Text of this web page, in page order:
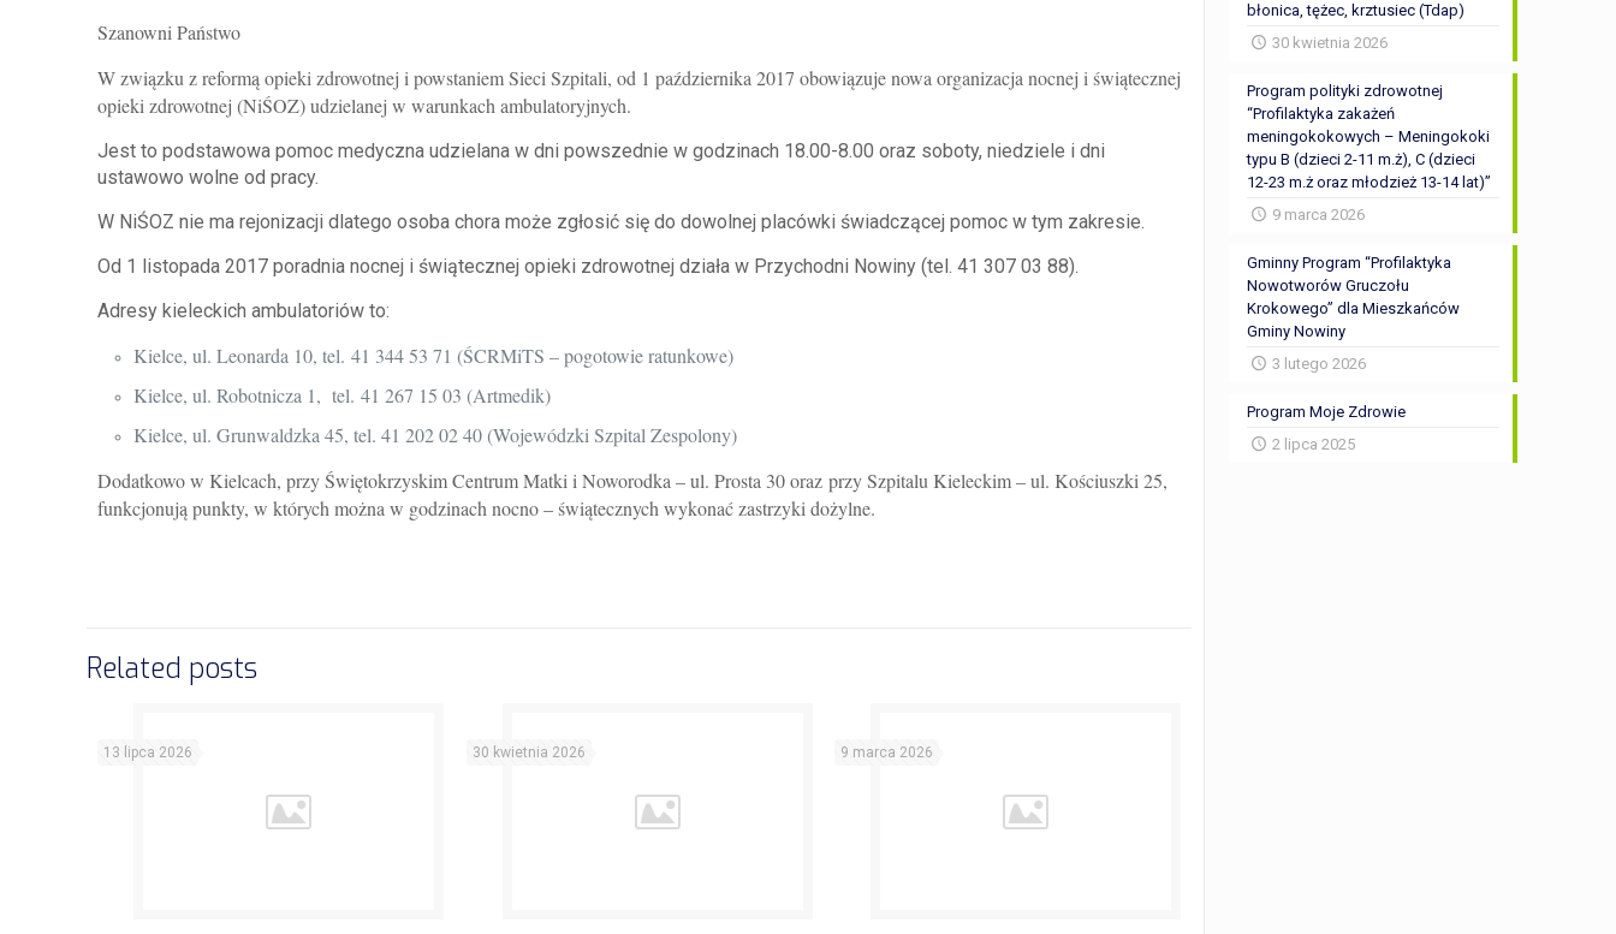
Szanowni Państwo
W związku z reformą opieki zdrowotnej i powstaniem Sieci Szpitali, od 1 października 2017 obowiązuje nowa organizacja nocnej i świątecznej
opieki zdrowotnej (NiŚOZ) udzielanej w warunkach ambulatoryjnych.
Jest to podstawowa pomoc medyczna udzielana w dni powszednie w godzinach 18.00-8.00 oraz soboty, niedziele i dni
ustawowo wolne od pracy.
W NiŚOZ nie ma rejonizacji dlatego osoba chora może zgłosić się do dowolnej placówki świadczącej pomoc w tym zakresie.
Od 1 listopada 2017 poradnia nocnej i świątecznej opieki zdrowotnej działa w Przychodni Nowiny (tel. 41 307 03 88).
Adresy kieleckich ambulatoriów to:
Kielce, ul. Leonarda 10, tel. 41 344 53 71 (ŚCRMiTS – pogotowie ratunkowe)
Kielce, ul. Robotnicza 1, tel. 41 267 15 03 (Artmedik)
Kielce, ul. Grunwaldzka 45, tel. 41 202 02 40 (Wojewódzki Szpital Zespolony)
Dodatkowo w Kielcach, przy Świętokrzyskim Centrum Matki i Noworodka – ul. Prosta 30 oraz przy Szpitalu Kieleckim – ul. Kościuszki 25,
funkcjonują punkty, w których można w godzinach nocno – świątecznych wykonać zastrzyki dożylne.
Related posts
13 lipca 2026 30 kwietnia 2026 9 marca 2026
błonica, tężec, krztusiec (Tdap)
30 kwietnia 2026
Program polityki zdrowotnej
“Profilaktyka zakażeń
meningokokowych – Meningokoki
typu B (dzieci 2-11 m.ż), C (dzieci
12-23 m.ż oraz młodzież 13-14 lat)”
9 marca 2026
Gminny Program “Profilaktyka
Nowotworów Gruczołu
Krokowego” dla Mieszkańców
Gminy Nowiny
3 lutego 2026
Program Moje Zdrowie
2 lipca 2025